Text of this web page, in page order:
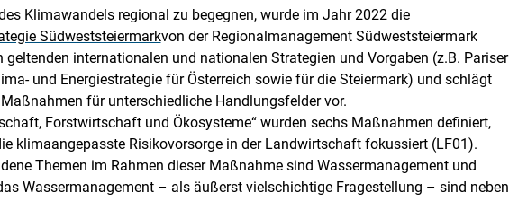
Klimawandels regional zu begegnen, wurde im Jahr 2022 die
Südweststeiermarkvon der Regionalmanagement Südweststeiermark
geltenden internationalen und nationalen Strategien und Vorgaben (z.B. Pariser
und Energiestrategie für Österreich sowie für die Steiermark) und schlägt
für unterschiedliche Handlungsfelder vor.
Forstwirtschaft und Ökosysteme“ wurden sechs Maßnahmen definiert,
klimaangepasste Risikovorsorge in der Landwirtschaft fokussiert (LF01).
Themen im Rahmen dieser Maßnahme sind Wassermanagement und
Wassermanagement – als äußerst vielschichtige Fragestellung – sind neben